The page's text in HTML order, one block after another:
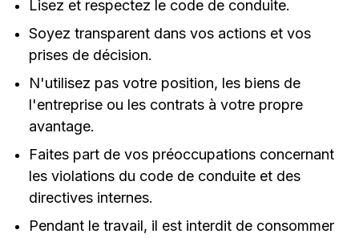
Lisez et respectez le code de conduite.
Soyez transparent dans vos actions et vos
prises de décision.
N'utilisez pas votre position, les biens de
l'entreprise ou les contrats à votre propre
avantage.
Faites part de vos préoccupations concernant
les violations du code de conduite et des
directives internes.
Pendant le travail, il est interdit de consommer